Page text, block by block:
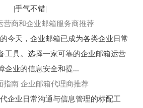
|手气不错|
营商和企业邮箱服务商推荐
今天，企业邮箱已成为各类企业日常
工具。选择一家可靠的企业邮箱运营
企业的信息安全和提...
指南 企业邮箱代理商推荐
企业日常沟通与信息管理的标配工